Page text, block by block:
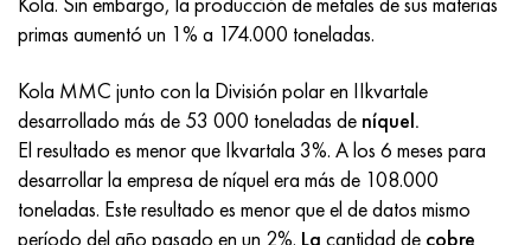
primas aumentó un 1% a 174.000 toneladas.
Kola MMC junto con la División polar en IIkvartale
desarrollado más de 53 000 toneladas de níquel.
El resultado es menor que Ikvartala 3%. A los 6 meses para
desarrollar la empresa de níquel era más de 108.000
toneladas. Este resultado es menor que el de datos mismo
período del año pasado en un 2%. La cantidad de cobre
Incotherm
Jette M152
Cobalto 6B
47ND
49KF
49K2F, 49K2FA-VI
HN62VMYUT
HN63MB
XN65VM
VT-35
PT-3V
PT-7M
1.4466 - AISI 310MoLn
15-7Ph® - 1.4532
PH 13-8 meses - 1.4534
10X17H13M3T
11X11N2V2MF
12Х18Н9Т
2,0872, CuNi10Fe1Mn, Cw352h
CW301G, C64200
bronce de silicio
latón rojo
C83600, CuSn5ZnPb
45G2, 45g2, AISI 1144
10g2, 10g2, AISI 1513
12X2H4A, 15NiCr13, 1.5752
Р6М5, 1.3343, hs6-5-2, sw7m
R6M5F3, 1.3344, hs6-5-3
9М4К8,1.3207